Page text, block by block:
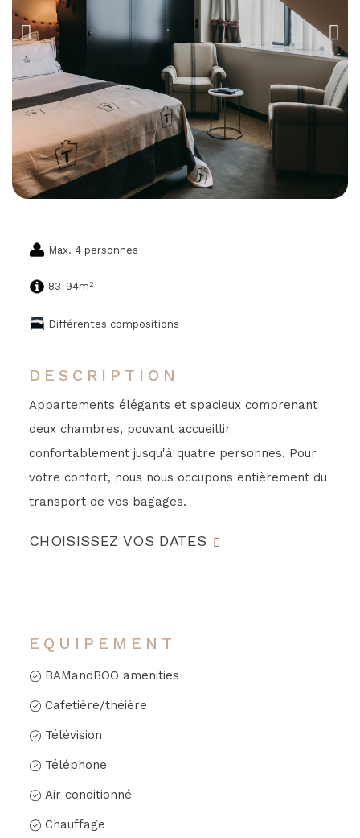
Max. 4 personnes
83-94m2
Différentes compositions
DESCRIPTION
Appartements élégants et spacieux comprenant
deux chambres, pouvant accueillir
confortablement jusqu'à quatre personnes. Pour
votre confort, nous nous occupons entièrement du
transport de vos bagages.
CHOISISSEZ VOS DATES
EQUIPEMENT
BAMandBOO amenities
Cafetière/théière
Télévision
Téléphone
Air conditionné
Chauffage